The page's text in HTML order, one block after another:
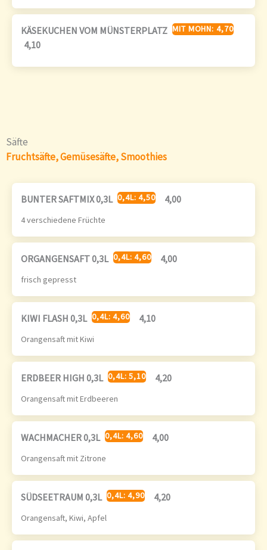
KÄSEKUCHEN VOM MÜNSTERPLATZ MIT MOHN: 4,70
4,10
Säfte
Fruchtsäfte, Gemüsesäfte, Smoothies
BUNTER SAFTMIX 0,3L 0,4L: 4,50 4,00
4 verschiedene Früchte
ORGANGENSAFT 0,3L 0,4L: 4,60 4,00
frisch gepresst
KIWI FLASH 0,3L 0,4L: 4,60 4,10
Orangensaft mit Kiwi
ERDBEER HIGH 0,3L 0,4L: 5,10 4,20
Orangensaft mit Erdbeeren
WACHMACHER 0,3L 0,4L: 4,60 4,00
Orangensaft mit Zitrone
SÜDSEETRAUM 0,3L 0,4L: 4,90 4,20
Orangensaft, Kiwi, Apfel